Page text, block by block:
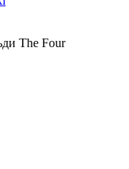
The Four